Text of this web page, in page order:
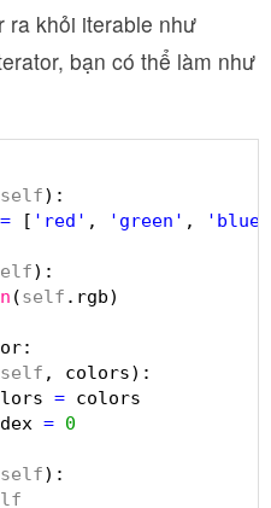
ra khỏi iterable như
bạn có thể làm như
self):
= [ 'red' , 'green' , 'blue'
):
(self .rgb)
self , colors):
= colors
= 0
self):